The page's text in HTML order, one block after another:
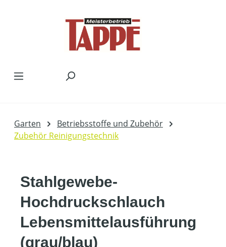
Garten
Betriebsstoffe und Zubehör
Zubehör Reinigungstechnik
Stahlgewebe-
Hochdruckschlauch
Lebensmittelausführung
(grau/blau)